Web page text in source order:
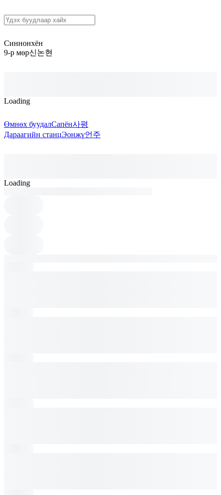
Синнонхён
9-р мөр신논현
Loading
Өмнөх буудалСапён사평
Дараагийн станцЭонжү언주
Loading